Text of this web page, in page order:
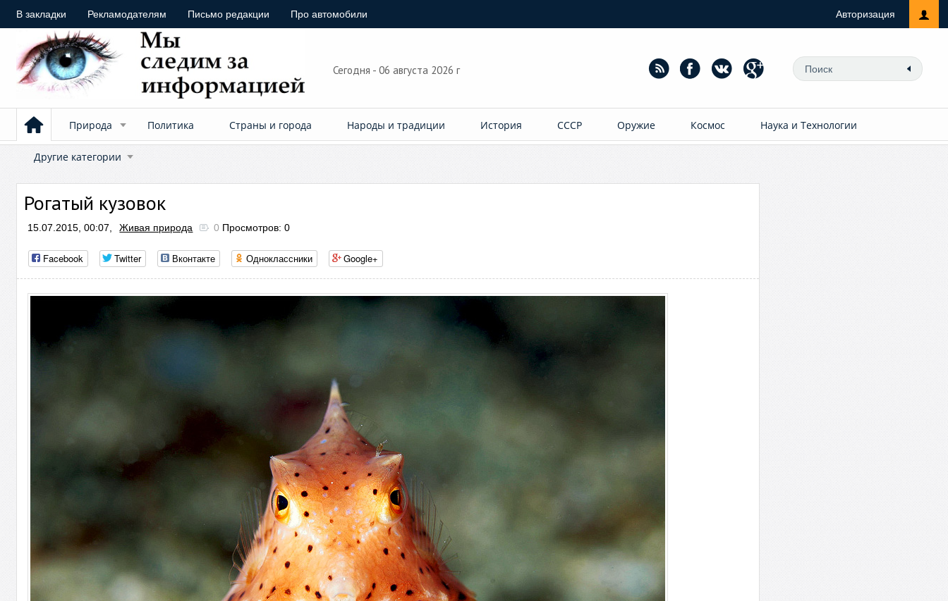
В закладки Рекламодателям Письмо редакции Про автомобили Авторизация
Сегодня - 06 августа 2026 г
Природа Политика Страны и города Народы и традиции История СССР Оружие Космос Наука и Технологии
Другие категории
Рогатый кузовок
15.07.2015, 00:07, Живая природа 0 Просмотров: 0
Facebook Twitter Вконтакте Одноклассники Google+